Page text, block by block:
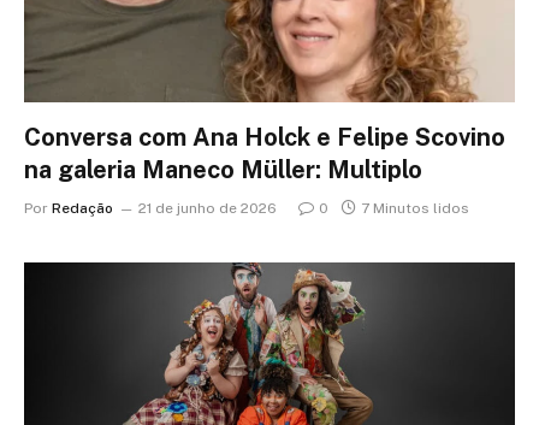
Conversa com Ana Holck e Felipe Scovino
na galeria Maneco Müller: Multiplo
Por Redação 21 de junho de 2026 0 7 Minutos lidos